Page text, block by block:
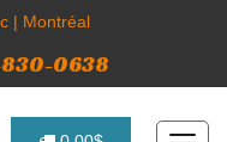
| Montréal
830-0638